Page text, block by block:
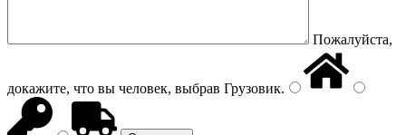
Пожалуйста,
докажите, что вы человек, выбрав Грузовик.